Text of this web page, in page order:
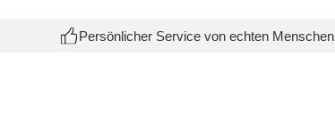
Persönlicher Service von echten Menschen